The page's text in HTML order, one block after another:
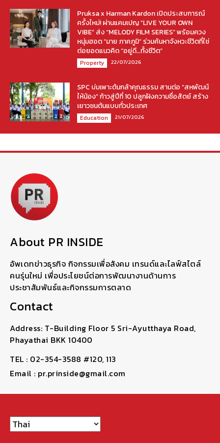
Pruksa x Harman Kardon เปิดประสบการณ์
ครั้งใหม่! ผ่านแคมเปญ “LIVE YOUR OWN
VIBE” ส่ง “MELODY FILM SERIES” พร้อมควง
หนุ่มฮอต “มาย ภาคภูมิ” ร่วมค้นหาจังหวะชีวิตที่ใช่
ต่อยอดแนวคิด “อยู่ดี…ทั้งชีวิต”
Property 22/07/2026
SPC บ่มเพาะต้นกล้าคุณธรรม สานต่อ “สหพัฒน์
ให้น้อง” ก้าวสู่ปีที่ 10 ปลูกฝังความซื่อสัตย์ สร้าง
เยาวชนต้นแบบทั่วประเทศ
Education 21/07/2026
About PR INSIDE
อัพเดทข่าวธุรกิจ กิจกรรมเพื่อสังคม เทรนด์และไลฟ์สไตล์
คนรุ่นใหม่ เพื่อประโยชน์ต่อการพัฒนางานด้านการ
ประชาสัมพันธ์และกิจกรรมการตลาด
Contact
Address: T-Building Floor 5 Sri-Ayutthaya Road,
Phayathai BKK 10400
TEL : 02-354-3588 #120, 113
Email : pr.prinside@gmail.com